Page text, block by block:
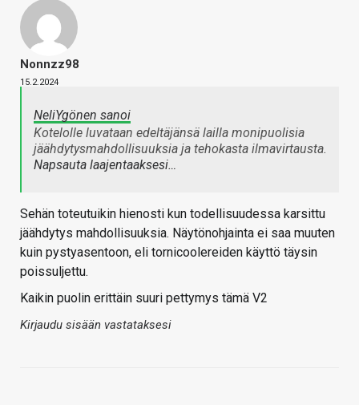
Nonnzz98
15.2.2024
NeliYgönen sanoi
Kotelolle luvataan edeltäjänsä lailla monipuolisia
jäähdytysmahdollisuuksia ja tehokasta ilmavirtausta.
Napsauta laajentaaksesi…
Sehän toteutuikin hienosti kun todellisuudessa karsittu
jäähdytys mahdollisuuksia. Näytönohjainta ei saa muuten
kuin pystyasentoon, eli tornicoolereiden käyttö täysin
poissuljettu.
Kaikin puolin erittäin suuri pettymys tämä V2
Kirjaudu sisään vastataksesi